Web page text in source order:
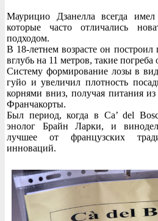
Маурицио Дзанелла всегда
которые часто отличались
подходом.
В 18-летнем возрасте он
вглубь на 11 метров, такие
Систему формирование лозы в
гуйо и увеличил плотность
корнями вниз, получая питания
Франчакорты.
Был период, когда в Ca’ del
энолог Брайн Ларки, и
лучшее от французских
инноваций.